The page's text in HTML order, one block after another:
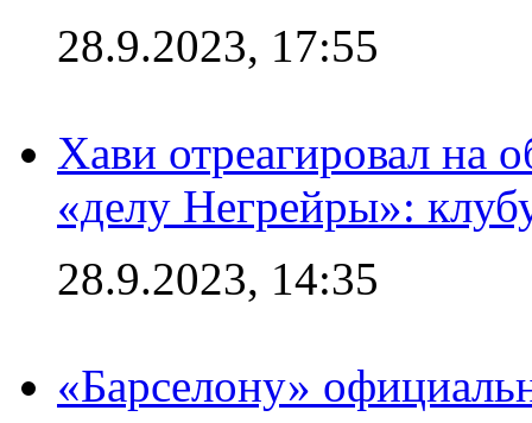
28.9.2023, 17:55
Хави отреагировал на
«делу Негрейры»:
28.9.2023, 14:35
«Барселону»